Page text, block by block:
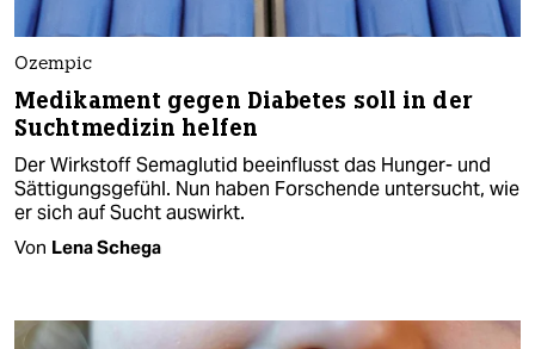
Ozempic
Medikament gegen Diabetes soll in der
Suchtmedizin helfen
Der Wirkstoff Semaglutid beeinflusst das Hunger- und
Sättigungsgefühl. Nun haben Forschende untersucht, wie
er sich auf Sucht auswirkt.
Von Lena Schega